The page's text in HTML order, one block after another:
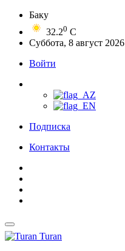
Баку
32.20 C
Суббота, 8 август 2026
Войти
Подписка
Контакты
Turan